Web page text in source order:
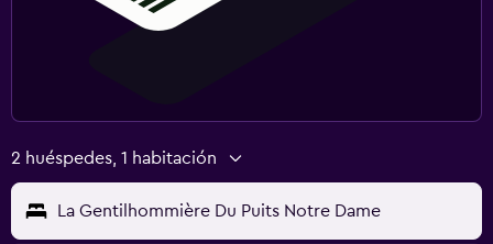
2 huéspedes, 1 habitación
La Gentilhommière Du Puits Notre Dame